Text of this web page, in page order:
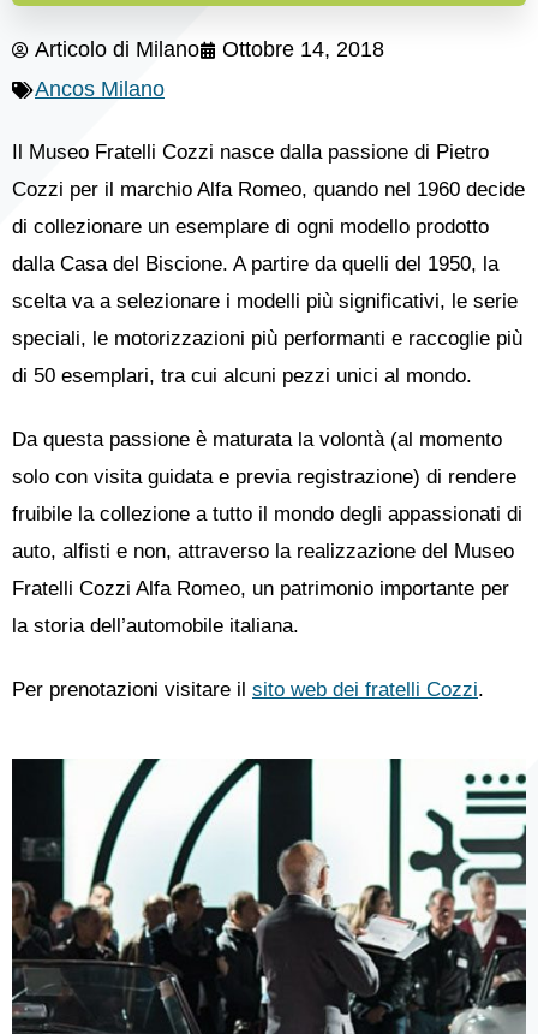
Articolo di Milano
Ottobre 14, 2018
Ancos Milano
Il Museo Fratelli Cozzi nasce dalla passione di Pietro
Cozzi per il marchio Alfa Romeo, quando nel 1960 decide
di collezionare un esemplare di ogni modello prodotto
dalla Casa del Biscione. A partire da quelli del 1950, la
scelta va a selezionare i modelli più significativi, le serie
speciali, le motorizzazioni più performanti e raccoglie più
di 50 esemplari, tra cui alcuni pezzi unici al mondo.
Da questa passione è maturata la volontà (al momento
solo con visita guidata e previa registrazione) di rendere
fruibile la collezione a tutto il mondo degli appassionati di
auto, alfisti e non, attraverso la realizzazione del Museo
Fratelli Cozzi Alfa Romeo, un patrimonio importante per
la storia dell’automobile italiana.
Per prenotazioni visitare il sito web dei fratelli Cozzi.